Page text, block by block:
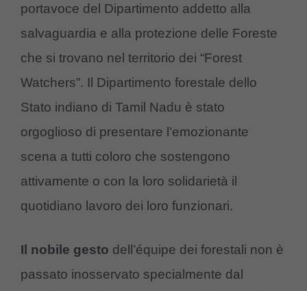
portavoce del Dipartimento addetto alla
salvaguardia e alla protezione delle Foreste
che si trovano nel territorio dei “Forest
Watchers”. Il Dipartimento forestale dello
Stato indiano di Tamil Nadu è stato
orgoglioso di presentare l’emozionante
scena a tutti coloro che sostengono
attivamente o con la loro solidarietà il
quotidiano lavoro dei loro funzionari.
Il nobile gesto dell’équipe dei forestali non è
passato inosservato specialmente dal